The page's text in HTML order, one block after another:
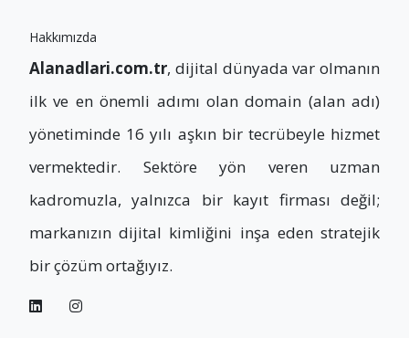
Hakkımızda
Alanadlari.com.tr, dijital dünyada var olmanın
ilk ve en önemli adımı olan domain (alan adı)
yönetiminde 16 yılı aşkın bir tecrübeyle hizmet
vermektedir. Sektöre yön veren uzman
kadromuzla, yalnızca bir kayıt firması değil;
markanızın dijital kimliğini inşa eden stratejik
bir çözüm ortağıyız.